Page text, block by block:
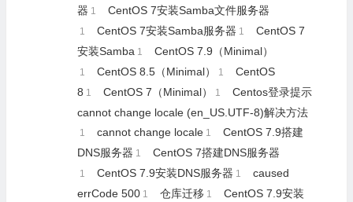
器 1 CentOS 7安装Samba文件服务器
1 CentOS 7安装Samba服务器 1
CentOS 7
安装Samba 1 CentOS 7.9（Minimal）
1 CentOS 8.5（Minimal） 1
CentOS
8 1 CentOS 7（Minimal） 1
Centos登录提示
cannot change locale (en_US.UTF-8)解决方法
1 cannot change locale 1
CentOS 7.9搭建
DNS服务器 1 CentOS 7搭建DNS服务器
1 CentOS 7.9安装DNS服务器 1
caused
errCode 500 1 仓库迁移 1
CentOS 7.9安装